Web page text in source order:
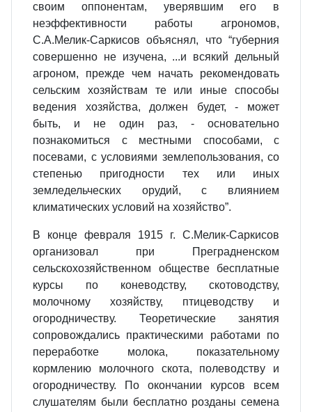
своим оппонентам, уверявшим его в
неэффективности работы агрономов,
С.А.Мелик-Саркисов объяснял, что “губерния
совершенно не изучена, ...и всякий дельный
агроном, прежде чем начать рекомендовать
сельским хозяйствам те или иные способы
ведения хозяйства, должен будет, - может
быть, и не один раз, - основательно
познакомиться с местными способами, с
посевами, с условиями землепользования, со
степенью пригодности тех или иных
земледельческих орудий, с влиянием
климатических условий на хозяйство”.
В конце февраля 1915 г. С.Мелик-Саркисов
организовал при Преградненском
сельскохозяйственном обществе бесплатные
курсы по коневодству, скотоводству,
молочному хозяйству, птицеводству и
огородничеству. Теоретические занятия
сопровождались практи­ческими работами по
переработке молока, показательному
кормлению молочного скота, полеводству и
огородничеству. По окончании курсов всем
слушателям были бесплатно розданы семена